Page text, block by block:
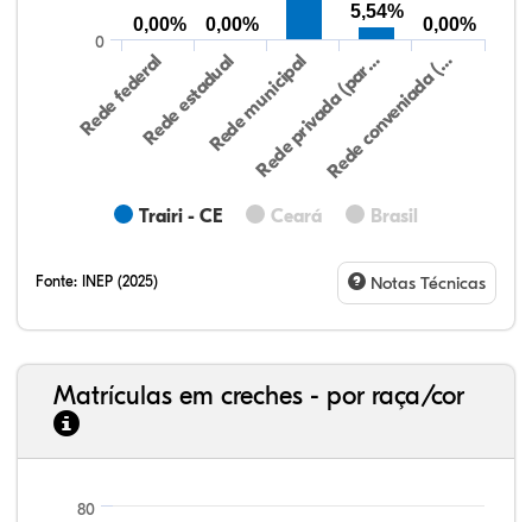
Trairi - CE Ceará Brasil
Rede federalRede estadualRede municipal
Rede privada (par…Rede conveniada (…
0
0,00% 0,00%
5,54%
0,00%
Fonte: INEP (2025) Notas Técnicas
Matrículas em creches - por raça/cor
80 10,68%
2,32%
0,28%
77,25%
0,32%
9,15%
33,06%
7,95%
0,46%
55,81%
1,22%
1,50%